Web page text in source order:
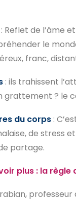
: Reflet de l’âme
le
franc,
: ils trahissent
grattement ? le
du corps :
de stress
partage.
plus : la règle
professeur